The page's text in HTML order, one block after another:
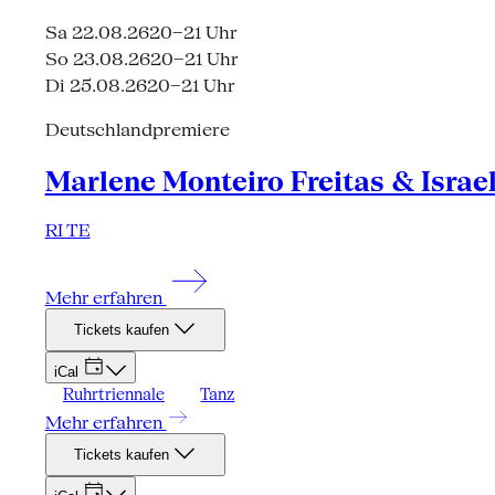
Sa 22.08.2620–21 Uhr
So 23.08.2620–21 Uhr
Di 25.08.2620–21 Uhr
Deutschlandpremiere
Marlene Monteiro Freitas &
RI TE
Mehr erfahren
Tickets kaufen
iCal
Ruhrtriennale Tanz
Mehr erfahren
Tickets kaufen